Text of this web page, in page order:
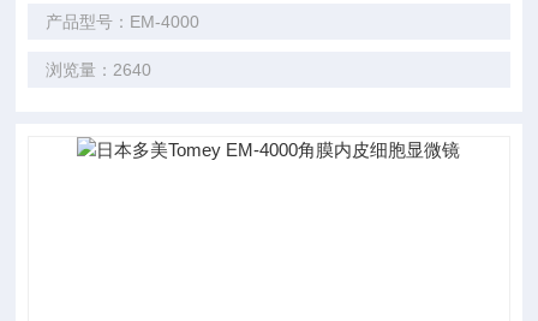
产品型号：EM-4000
浏览量：2640